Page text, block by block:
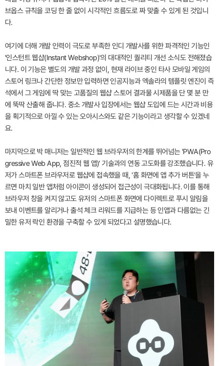
브옵스 규칙을 코딩 한 줄 없이 시각적인 흐름도로 짜 맞출 수 있게 된 것입니
다.
여기에 더해 개발 인력이 극도로 부족한 인디 개발사를 위한 파격적인 기능인
'인스턴트 웹샵(Instant Webshop)'의 대대적인 퀄리티 개선 소식도 전해졌습
니다. 이 기능은 별도의 개발 과정 없이, 현재 라이브 중인 타사 모바일 게임의
스토어 링크나 간단한 정보만 입력하면 인공지능과 엑솔라의 템플릿 엔진이 즉
석에서 그 게임에 딱 맞는 고품질의 웹샵 스토어 결과물 시제품을 단 몇 분 만
에 뚝딱 산출해 줍니다. 중소 개발사 입장에서는 웹샵 도입에 드는 시간과 비용
을 획기적으로 아낄 수 있는 오아시스와도 같은 기능이라고 생각할 수 있겠네
요.
마지막으로 박 매니저는 일반적인 웹 브라우저의 한계를 뛰어넘는 'PWA(Pro
gressive Web App, 점진적 웹 앱)' 기술과의 연동 고도화를 강조했습니다. 유
저가 스마트폰 브라우저로 웹샵에 접속했을 때, '홈 화면에 앱 추가 버튼'을 누
르면 마치 일반 앱처럼 아이콘이 생성되어 접근성이 극대화됩니다. 이를 통해
브라우저 창을 켜지 않고도 유저의 스마트폰 화면에 다이렉트로 푸시 알림을
보내 이벤트를 알리거나 출석 체크 리워드를 지급하는 등 인앱과 다름없는 긴
밀한 유저 락인 환경을 구축할 수 있게 되었다고 설명했습니다.